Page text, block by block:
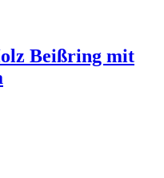
Beißring mit